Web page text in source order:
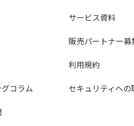
コラム
サービス資料
販売パートナー募
利用規約
セキュリティへの